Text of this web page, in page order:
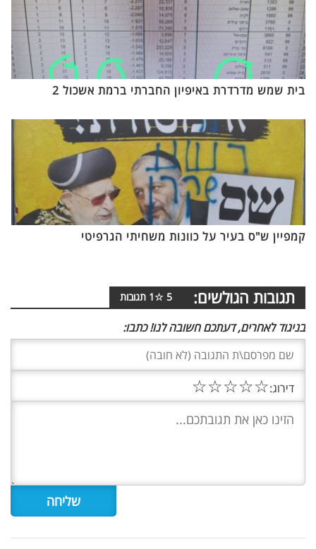
בית שמש מדרדרת באיפיון החברתי ברמת אשכול 2
קמפיין ש"ס בעיר על כוונות משחיתי הגרפיטי
תגובות הגולשים: 5
☆
1 תגובות
בניגוד לאחרים, דעתכם חשובה לנו! כתבו:
דירוג:☆
☆
☆
☆
☆